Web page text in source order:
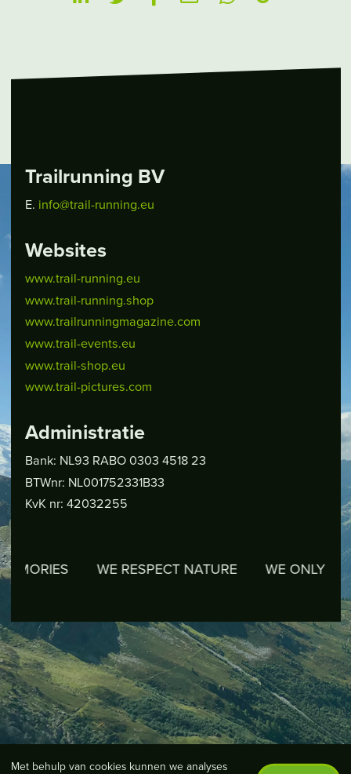
Trailrunning BV
E. info@trail-running.eu
Websites
www.trail-running.eu
www.trail-running.shop
www.trailrunningmagazine.com
www.trail-events.eu
www.trail-shop.eu
www.trail-pictures.com
Administratie
Bank: NL93 RABO 0303 4518 23
BTWnr: NL001752331B33
KvK nr: 42032255
WE RESPECT NATURE WE ONLY
Met behulp van cookies kunnen we analyses